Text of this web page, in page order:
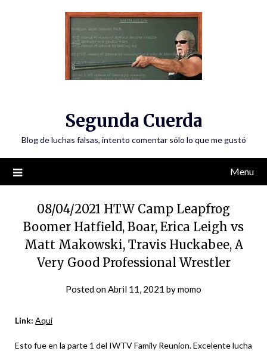
Segunda Cuerda
Blog de luchas falsas, intento comentar sólo lo que me gustó
Menu
08/04/2021 HTW Camp Leapfrog
Boomer Hatfield, Boar, Erica Leigh vs
Matt Makowski, Travis Huckabee, A
Very Good Professional Wrestler
Posted onAbril 11, 2021 bymomo
Link: Aquí
Esto fue en la parte 1 del IWTV Family Reunion. Excelente lucha